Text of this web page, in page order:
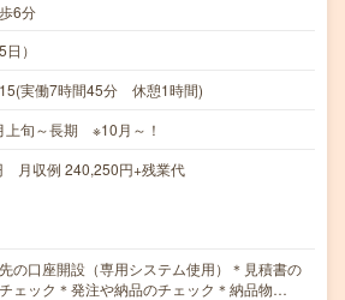
6分
）
実働7時間45分 休憩1時間)
上旬～長期 ※10月～！
月収例 240,250円+残業代
の口座開設（専用システム使用）＊見積書の
ェック＊発注や納品のチェック＊納品物…